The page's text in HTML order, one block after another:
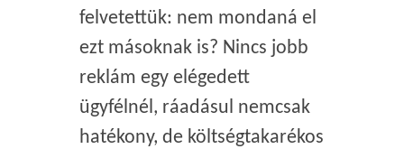
felvetettük: nem mondaná el
ezt másoknak is? Nincs jobb
reklám egy elégedett
ügyfélnél, ráadásul nemcsak
hatékony, de költségtakarékos